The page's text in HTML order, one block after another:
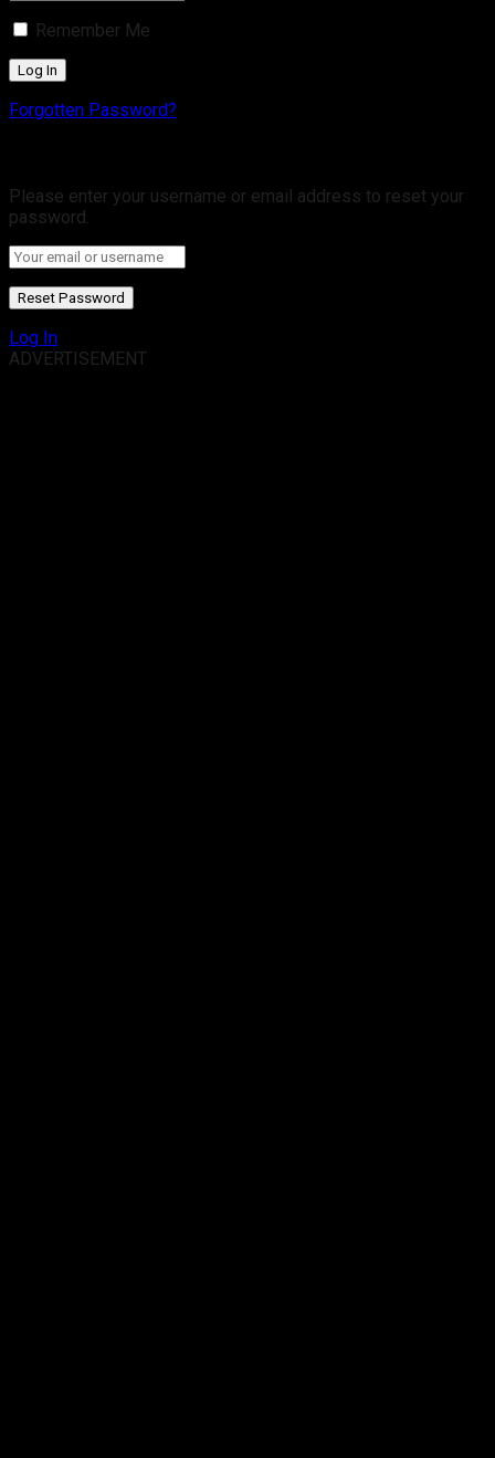
Remember Me
Forgotten Password?
Please enter your username or email address to reset your
password.
Log In
ADVERTISEMENT